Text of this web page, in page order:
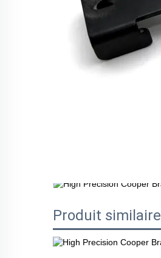
Produit similaire